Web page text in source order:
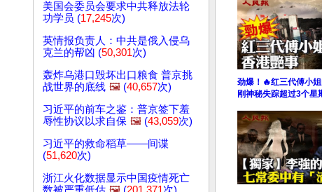
美国会委员会要求中共释放法轮
功学员 (17,245次)
英情报负责人：中共是俄入侵乌
克兰的帮凶 (50,301次)
轰炸乌港口毁坏出口粮食 普京挑
战世界的底线 🖼️ (40,657次)
习近平的前车之鉴：普京签下羞
辱性协议以求自保 🖼️ (43,059次)
习近平的救命稻草——间谍
(51,620次)
浙江火化数据显示中国疫情死亡
劲爆！🔥红三代傅小
刚神秘失踪超过3个星